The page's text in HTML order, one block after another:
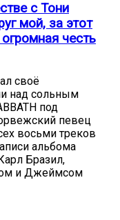
с Тони
мой, за этот
честь
своё
над сольным
под
певец
восьми треков
альбома
Бразил,
и Джеймсом